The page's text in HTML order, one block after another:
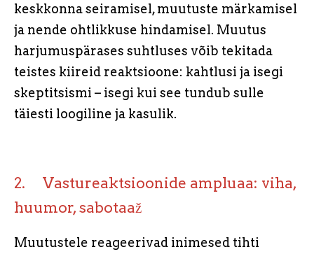
keskkonna seiramisel, muutuste märkamisel
ja nende ohtlikkuse hindamisel. Muutus
harjumuspärases suhtluses võib tekitada
teistes kiireid reaktsioone: kahtlusi ja isegi
skeptitsismi – isegi kui see tundub sulle
täiesti loogiline ja kasulik.
2. Vastureaktsioonide ampluaa: viha,
huumor, sabotaaž
Muutustele reageerivad inimesed tihti